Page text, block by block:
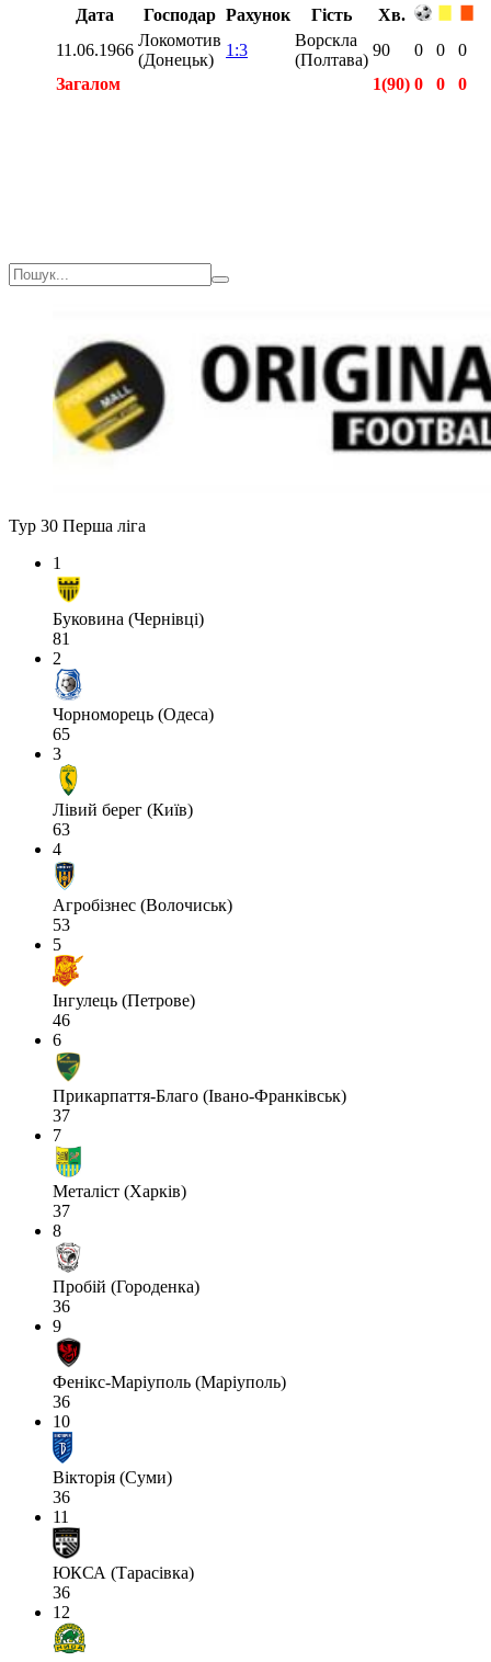
Дата
Господар Рахунок Гість
Хв.
11.06.1966
Локомотив
(Донецьк)
1:3
Ворскла
(Полтава)
90 0 0
0
Загалом
1(90) 0 0
0
Тур 30 Перша ліга
1
Буковина (Чернівці)
81
2
Чорноморець (Одеса)
65
3
Лівий берег (Київ)
63
4
Агробізнес (Волочиськ)
53
5
Інгулець (Петрове)
46
6
Прикарпаття-Благо (Івано-Франківськ)
37
7
Металіст (Харків)
37
8
Пробій (Городенка)
36
9
Фенікс-Маріуполь (Маріуполь)
36
10
Вікторія (Суми)
36
11
ЮКСА (Тарасівка)
36
12